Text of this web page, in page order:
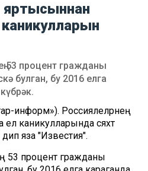
яртысыннан
53 процент гражданы
булган, бу 2016 елга
информ»). Россиялеләрнең
каникулларында сәяхәт
яза "Известия".
53 процент гражданы